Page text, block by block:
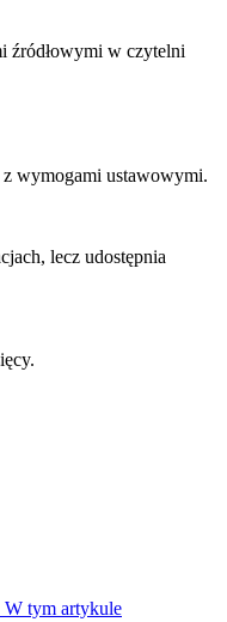
źródłowymi w czytelni
z wymogami ustawowymi.
lecz udostępnia
W tym artykule